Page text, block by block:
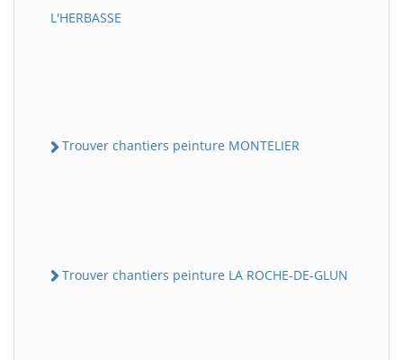
L'HERBASSE
Trouver chantiers peinture MONTELIER
Trouver chantiers peinture LA ROCHE-DE-GLUN